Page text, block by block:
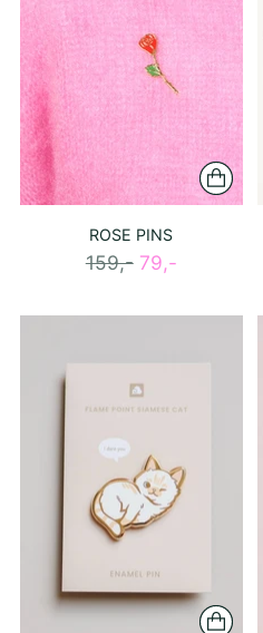
ROSE PINS
Ordinær
159,- 79,-